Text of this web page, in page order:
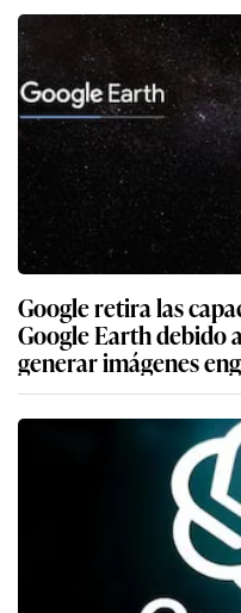
Google retira las
Google Earth debido
generar imágenes